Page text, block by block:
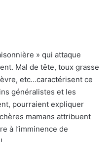
» qui attaque
Mal de tête, toux grasse
etc…caractérisent ce
généralistes et les
pourraient expliquer
mamans attribuent
à l’imminence de